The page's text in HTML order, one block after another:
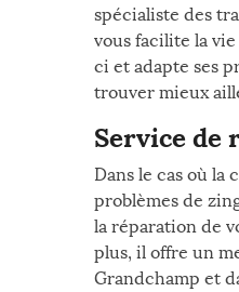
spécialiste des
vous facilite la
ci et adapte ses
trouver mieux
Service de
Dans le cas où
problèmes de
la réparation de
plus, il offre un
Grandchamp et